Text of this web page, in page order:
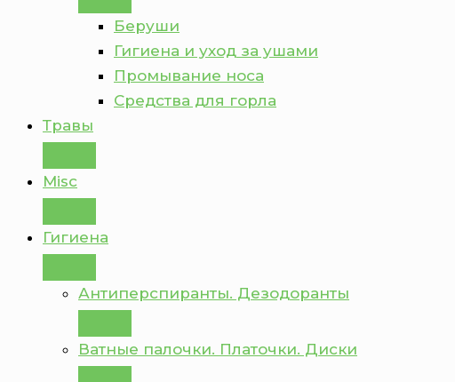
Беруши
Гигиена и уход за ушами
Промывание носа
Средства для горла
Травы
Misc
Гигиена
Антиперспиранты. Дезодоранты
Ватные палочки. Платочки. Диски